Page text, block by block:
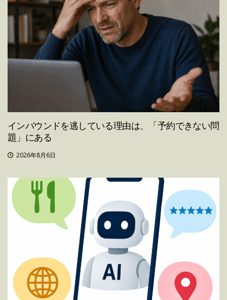
インバウンドを逃している理由は、「予約できない問
題」にある
2026年8月6日